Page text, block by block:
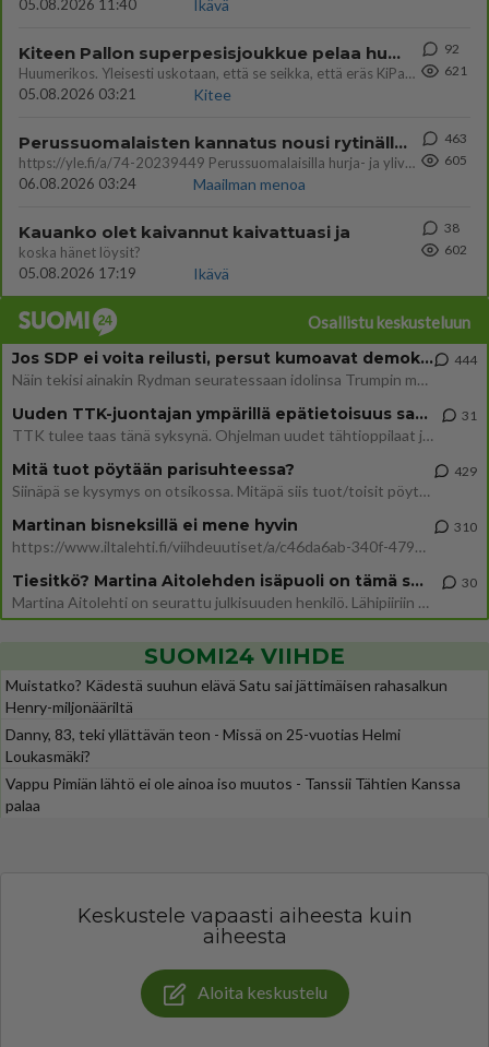
05.08.2026 11:40
Ikävä
Kiteen Pallon superpesisjoukkue pelaa huumeiden vaikutuksen alaisena
Huumerikos. Yleisesti uskotaan, että se seikka, että eräs KiPan pelaaja kärähtää huumeista, on vain jäävuoren huippu. M
05.08.2026 03:21
Kitee
92
621
Perussuomalaisten kannatus nousi rytinällä Ylen tänään julkaisemassa tuoreimmassa gallup-kyselyssä.
https://yle.fi/a/74-20239449 Perussuomalaisilla hurja- ja ylivoimaisesti suurin nousu tässä uudessa Ylen gallupissa. Kyl
06.08.2026 03:24
Maailman menoa
463
605
Kauanko olet kaivannut kaivattuasi ja
koska hänet löysit?
05.08.2026 17:19
Ikävä
38
602
Osallistu keskusteluun
Jos SDP ei voita reilusti, persut kumoavat demokratian Suomesta
Näin tekisi ainakin Rydman seuratessaan idolinsa Trumpin mallia https://www.is.fi/politiikka/art-2000012187244.html
444
Uuden TTK-juontajan ympärillä epätietoisuus sakenee - Nyt MTV hämmentää soppaa
TTK tulee taas tänä syksynä. Ohjelman uudet tähtioppilaat julkistetaan torstaina 6. elokuuta klo 14 alkavassa lehdistö
31
Mitä tuot pöytään parisuhteessa?
Siinäpä se kysymys on otsikossa. Mitäpä siis tuot/toisit pöytään parisuhteessa? Oletko mies vai nainen? Koetko sen mitä
429
Martinan bisneksillä ei mene hyvin
https://www.iltalehti.fi/viihdeuutiset/a/c46da6ab-340f-4790-aaa7-0865eed2336 Yrityksen konkurssihakemus on tullut kärä
310
Tiesitkö? Martina Aitolehden isäpuoli on tämä suosittu laulaja
Martina Aitolehti on seurattu julkisuuden henkilö. Lähipiiriin mahtuu muitakin tunnettuja henkilöitä. Tiesitkö, että Ma
30
SUOMI24 VIIHDE
Muistatko? Kädestä suuhun elävä Satu sai jättimäisen rahasalkun
Henry-miljonääriltä
Danny, 83, teki yllättävän teon - Missä on 25-vuotias Helmi
Loukasmäki?
Vappu Pimiän lähtö ei ole ainoa iso muutos - Tanssii Tähtien Kanssa
palaa
Keskustele vapaasti aiheesta kuin
aiheesta
Aloita keskustelu